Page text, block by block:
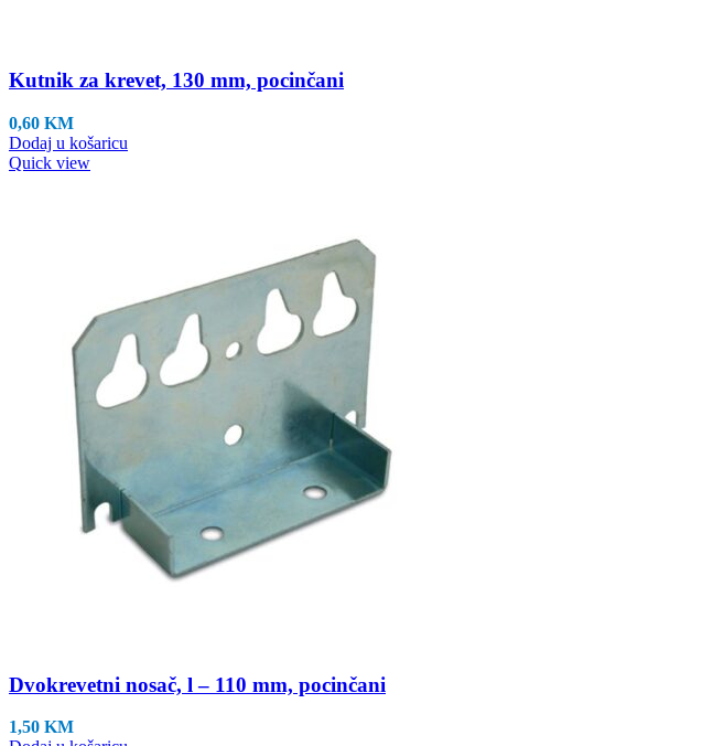
Kutnik za krevet, 130 mm, pocinčani
0,60 KM
Dodaj u košaricu
Quick view
Dvokrevetni nosač, l – 110 mm, pocinčani
1,50 KM